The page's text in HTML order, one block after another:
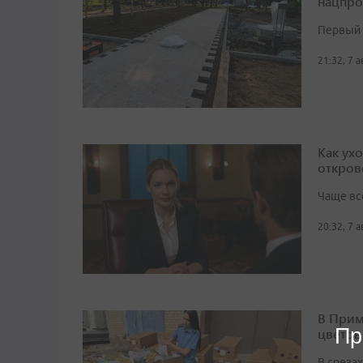
Первый
21:32, 7
Как
Чаще
20:32, 7
В